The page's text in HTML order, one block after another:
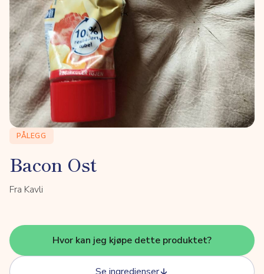
PÅLEGG
Bacon Ost
Fra Kavli
Hvor kan jeg kjøpe dette produktet?